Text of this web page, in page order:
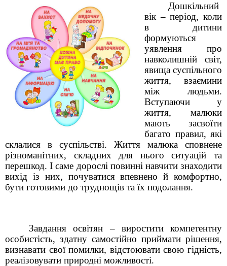
Дошкільний
вік – період, коли
в дитини
формуються
уявлення про
навколишній світ,
явища суспільного
життя, взаємини
між людьми.
Вступаючи у
життя, малюки
мають засвоїти
багато правил, які
склалися в суспільстві. Життя малюка сповнене
різноманітних, складних для нього ситуацій та
перешкод. І саме дорослі повинні навчити знаходити
вихід із них, почуватися впевнено й комфортно,
бути готовими до труднощів та їх подолання.
Завдання освітян – виростити компетентну
особистість, здатну самостійно приймати рішення,
визнавати свої помилки, відстоювати свою гідність,
реалізовувати природні можливості.